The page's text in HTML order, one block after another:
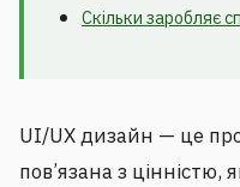
Скільки заробляє
UI/UX дизайн — це
пов’язана з